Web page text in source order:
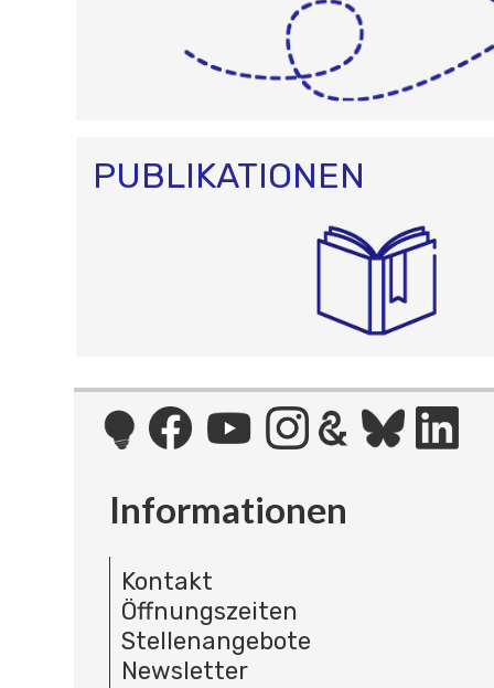
PUBLIKATIONEN
Informationen
Kontakt
Öffnungszeiten
Stellenangebote
Newsletter